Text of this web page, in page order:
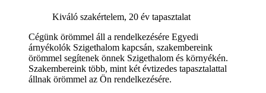
Kiváló szakértelem, 20 év tapasztalat
Cégünk örömmel áll a rendelkezésére Egyedi
árnyékolók Szigethalom kapcsán, szakembereink
örömmel segítenek önnek Szigethalom és környékén.
Szakembereink több, mint két évtizedes tapasztalattal
állnak örömmel az Ön rendelkezésére.